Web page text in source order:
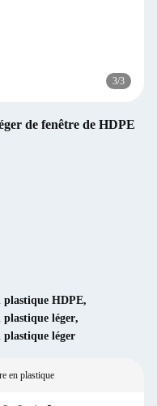
3/3
de fenêtre de HDPE
plastique HDPE,
plastique léger,
plastique léger
en plastique